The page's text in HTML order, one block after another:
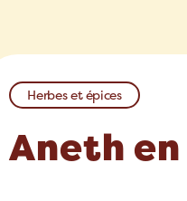
Herbes et épices
Aneth